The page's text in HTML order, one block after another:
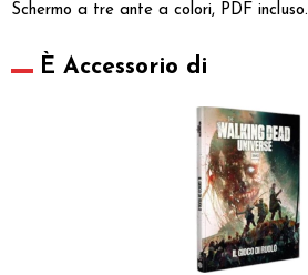
Schermo a tre ante a colori, PDF incluso.
È Accessorio di